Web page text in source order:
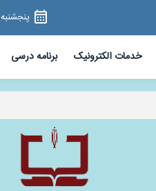
پنجشنبه 1405/05/15 ساعت 21:41
خدمات الکترونیک برنامه درسی